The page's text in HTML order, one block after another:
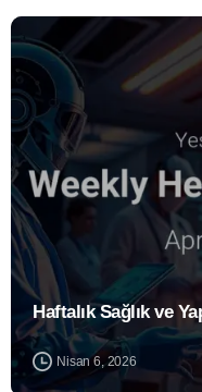
Haftalık Sağlık ve
Nisan 6, 2026